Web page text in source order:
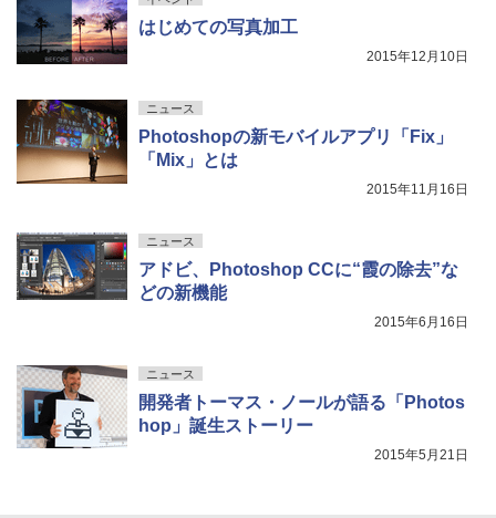
はじめての写真加工
2015年12月10日
ニュース
Photoshopの新モバイルアプリ「Fix」
「Mix」とは
2015年11月16日
ニュース
アドビ、Photoshop CCに“霞の除去”な
どの新機能
2015年6月16日
ニュース
開発者トーマス・ノールが語る「Photos
hop」誕生ストーリー
2015年5月21日